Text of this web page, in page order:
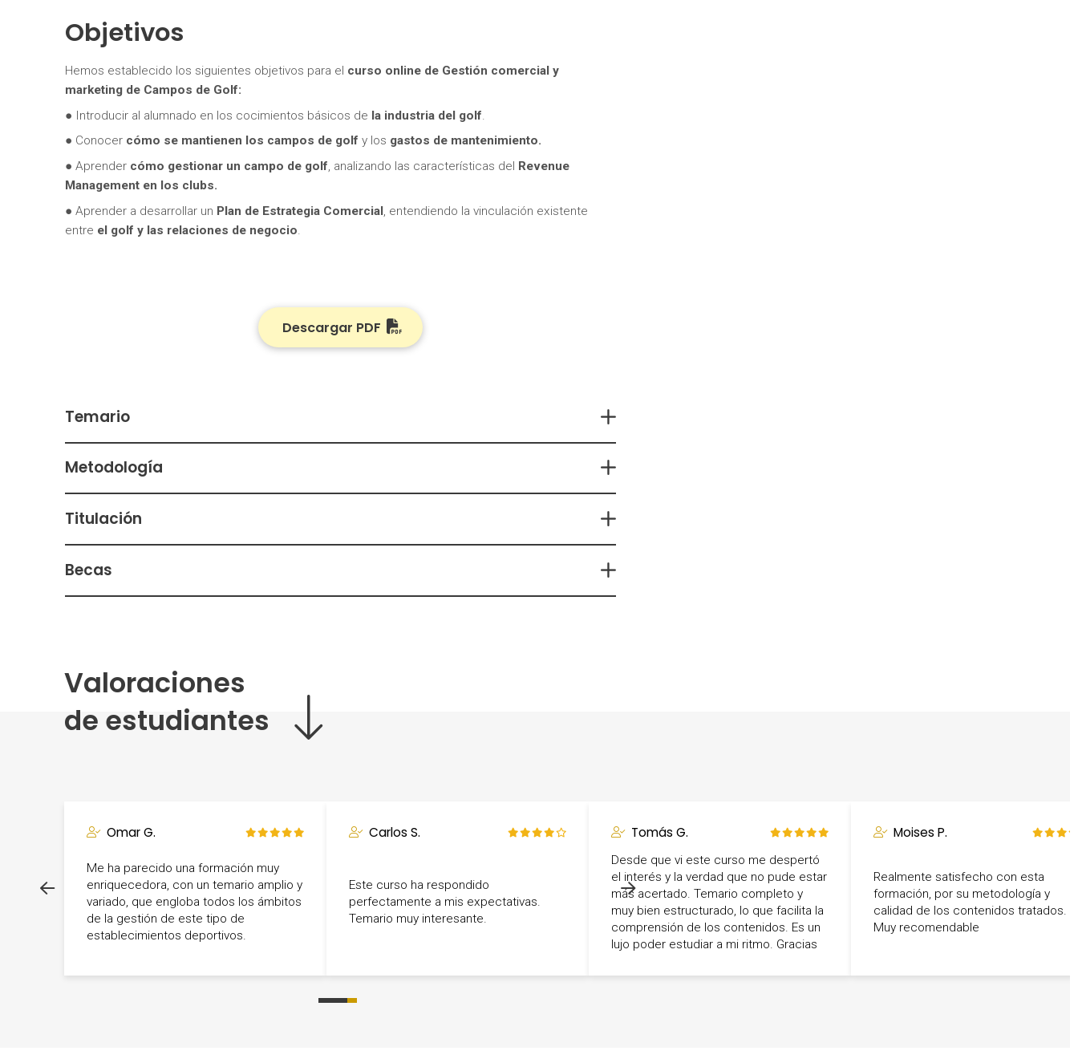
Objetivos
Hemos establecido los siguientes objetivos para el curso online de Gestión comercial y
marketing de Campos de Golf:
● Introducir al alumnado en los cocimientos básicos de la industria del golf
● Conocer cómo se mantienen los campos de golf y los gastos de mantenimiento.
● Aprender cómo gestionar un campo de golf, analizando las características del Revenue
Management en los clubs.
● Aprender a desarrollar un Plan de Estrategia Comercial, entendiendo la vinculación existente
entre el golf y las relaciones de negocio
Descargar PDF
Temario
Metodología
Titulación
Becas
Valoraciones
de estudiantes
Omar G.
Me ha parecido una formación muy
enriquecedora, con un temario amplio y
variado, que engloba todos los ámbitos
de la gestión de este tipo de
establecimientos deportivos.
Carlos S.
Este curso ha respondido
perfectamente a mis expectativas.
Temario muy interesante.
Tomás G.
Desde que vi este curso me despertó
el interés y la verdad que no pude estar
más acertado. Temario completo y
muy bien estructurado, lo que facilita la
comprensión de los contenidos. Es un
lujo poder estudiar a mi ritmo. Gracias
Moises P.
Realmente satisfecho con esta
formación, por su metodología y
calidad de los contenidos tratados.
Muy recomendable
0 1